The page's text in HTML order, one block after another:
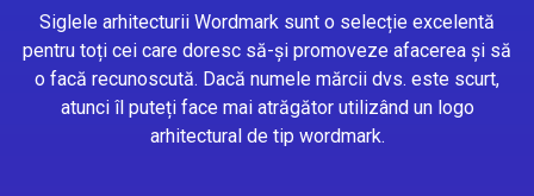
Siglele arhitecturii Wordmark sunt o selecție excelentă
pentru toți cei care doresc să-și promoveze afacerea și să
o facă recunoscută. Dacă numele mărcii dvs. este scurt,
atunci îl puteți face mai atrăgător utilizând un logo
arhitectural de tip wordmark.